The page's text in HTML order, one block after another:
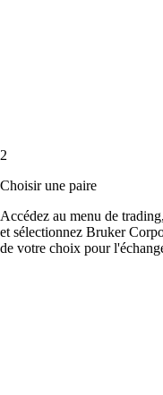
2
Choisir une paire
Accédez au menu de
et sélectionnez Bruker
de votre choix pour